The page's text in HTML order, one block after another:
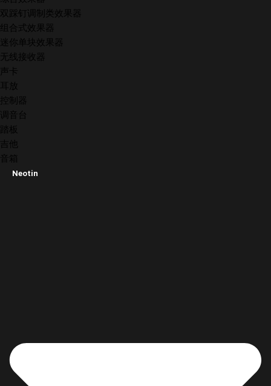
双踩钉调制类效果器
组合式效果器
迷你单块效果器
无线接收器
声卡
耳放
控制器
调音台
踏板
吉他
音箱
Neotin